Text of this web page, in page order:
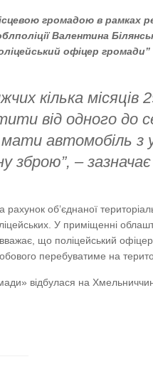
громадою в рамках
Валентина
офіцер
кілька місяців
від одного до
автомобіль з
зброю”, –
об’єднаної
У приміщенні
що поліцейський
перебуватиме на
відбулася на